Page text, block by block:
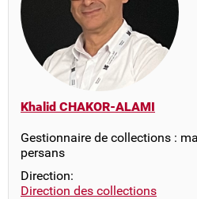
Khalid CHAKOR-ALAMI
Gestionnaire de collections :
persans
Direction:
Direction des collections